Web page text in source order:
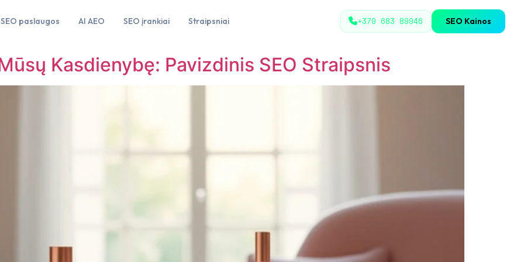
SEO paslaugos AI AEO SEO įrankiai Straipsniai +370 683 89946 SEO Kainos
Kasdienybę: Pavizdinis SEO Straipsnis